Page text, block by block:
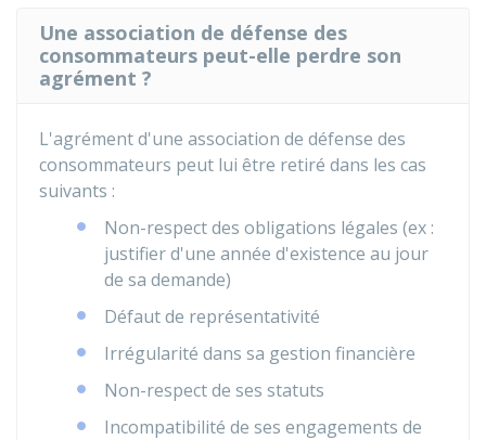
Une association de défense des
consommateurs peut-elle perdre son
agrément ?
L'agrément d'une association de défense des
consommateurs peut lui être retiré dans les cas
suivants :
Non-respect des obligations légales (ex :
justifier d'une année d'existence au jour
de sa demande)
Défaut de représentativité
Irrégularité dans sa gestion financière
Non-respect de ses statuts
Incompatibilité de ses engagements de